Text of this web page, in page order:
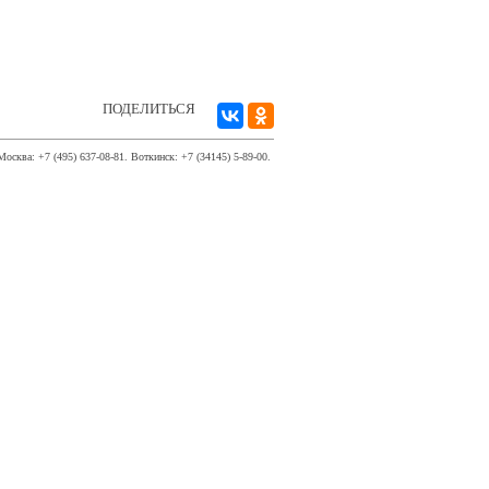
ПОДЕЛИТЬСЯ
+7 (495) 637-08-81. Воткинск: +7 (34145) 5-89-00.